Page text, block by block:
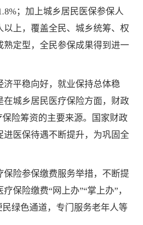
；加上城乡居民医保参保人
上，覆盖全民、城乡统筹、权
定型，全民参保成果得到进一
平稳向好，就业保持总体稳
城乡居民医疗保险方面，财政
险筹资的主要来源。国家财政
医保待遇不断提升，为巩固全
险参保缴费服务举措，不断提
保险缴费“网上办”“掌上办”，
绿色通道，专门服务老年人等